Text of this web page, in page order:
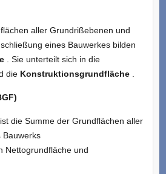
aller Grundrißebenen und
eines Bauwerkes bilden
. Sie unterteilt sich in die
die Konstruktionsgrundfläche .
die Summe der Grundflächen aller
Bauwerks
Nettogrundfläche und